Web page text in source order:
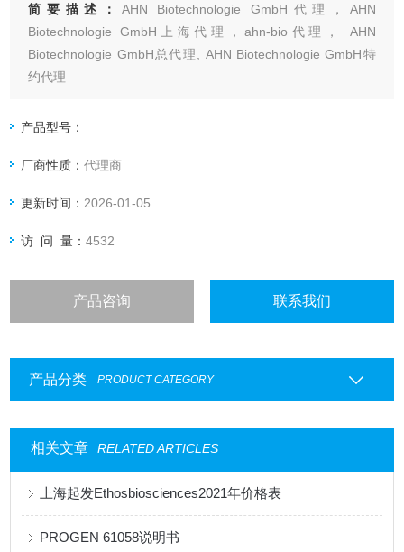
简要描述： AHN Biotechnologie GmbH代理，AHN
Biotechnologie GmbH上海代理，ahn-bio代理， AHN
Biotechnologie GmbH总代理, AHN Biotechnologie GmbH特
约代理
理，具体产品信息欢迎电询：4006551678
产品型号：
厂商性质：代理商
更新时间： 2026-01-05
访 问 量：4532
产品咨询 联系我们
产品分类 PRODUCT CATEGORY
相关文章 RELATED ARTICLES
上海起发Ethosbiosciences2021年价格表
PROGEN 61058说明书